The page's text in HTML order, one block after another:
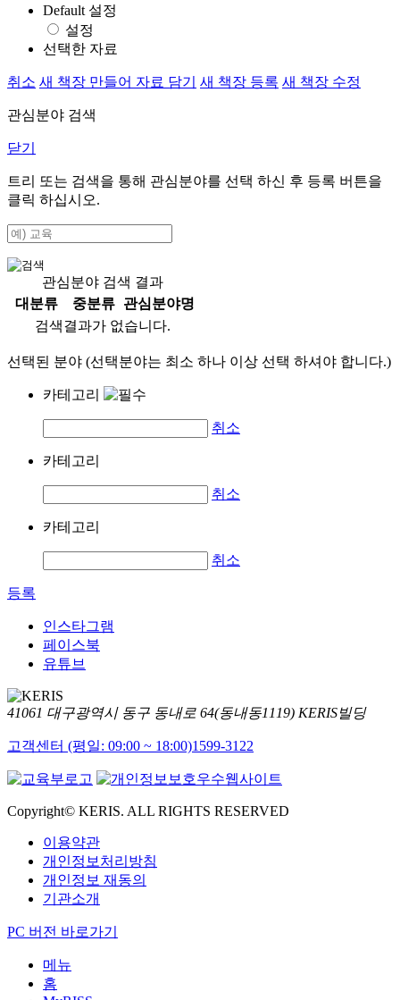
Default 설정
설정
선택한 자료
취소 새 책장 만들어 자료 담기 새 책장 등록 새 책장 수정
관심분야 검색
닫기
트리 또는 검색을 통해 관심분야를 선택 하신 후 등록 버튼을
클릭 하십시오.
관심분야 검색 결과
대분류
중분류
관심분야명
검색결과가 없습니다.
선택된 분야 (선택분야는 최소 하나 이상 선택 하셔야 합니다.)
카테고리
취소
카테고리
취소
카테고리
취소
등록
인스타그램
페이스북
유튜브
41061 대구광역시 동구 동내로 64(동내동1119) KERIS빌딩
고객센터 (평일: 09:00 ~ 18:00)1599-3122
Copyright© KERIS. ALL RIGHTS RESERVED
이용약관
개인정보처리방침
개인정보 재동의
기관소개
PC 버전 바로가기
메뉴
홈